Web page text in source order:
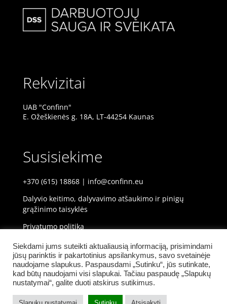
Rekvizitai
UAB "Confinn"
E. Ožeškienės g. 18A, LT-44254 Kaunas
Susisiekime
+370 (615) 18868| info@confinn.eu
Dalyvio keitimo, dalyvavimo atšaukimo ir pinigų
grąžinimo taisyklės
Privatumo politika
Privatumas ir slapukų politika
Siekdami jums suteikti aktualiausią informaciją, prisimindami
jūsų parinktis ir pakartotinius apsilankymus, savo svetainėje
naudojame slapukus. Paspausdami „Sutinku“, jūs sutinkate,
kad būtų naudojami visi slapukai. Tačiau paspaudę „Slapukų
nustatymai“, galite duoti atskirus sutikimus.